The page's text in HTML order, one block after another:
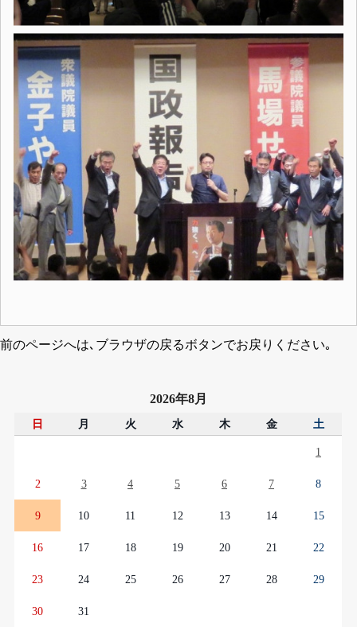
前のページへは､ブラウザの戻るボタンでお戻りください｡
2026年8月
日 月 火 水 木 金 土
1
2 3 4 5 6 7 8
9 10 11 12 13 14 15
16 17 18 19 20 21 22
23 24 25 26 27 28 29
30 31